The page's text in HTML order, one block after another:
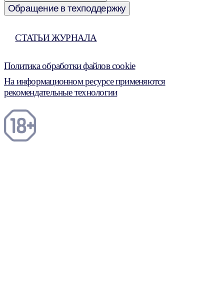
Обращение в техподдержку
СТАТЬИ ЖУРНАЛА
Политика обработки файлов cookie
На информационном ресурсе применяются
рекомендательные технологии